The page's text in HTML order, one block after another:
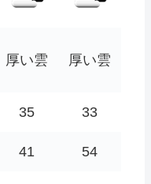
厚い雲 厚い雲
35 33
41 54